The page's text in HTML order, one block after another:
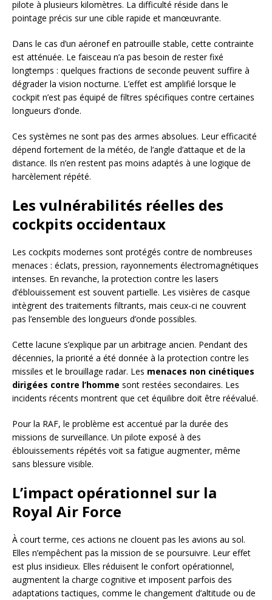
pilote à plusieurs kilomètres. La difficulté réside dans le
pointage précis sur une cible rapide et manœuvrante.
Dans le cas d’un aéronef en patrouille stable, cette contrainte
est atténuée. Le faisceau n’a pas besoin de rester fixé
longtemps : quelques fractions de seconde peuvent suffire à
dégrader la vision nocturne. L’effet est amplifié lorsque le
cockpit n’est pas équipé de filtres spécifiques contre certaines
longueurs d’onde.
Ces systèmes ne sont pas des armes absolues. Leur efficacité
dépend fortement de la météo, de l’angle d’attaque et de la
distance. Ils n’en restent pas moins adaptés à une logique de
harcèlement répété.
Les vulnérabilités réelles des
cockpits occidentaux
Les cockpits modernes sont protégés contre de nombreuses
menaces : éclats, pression, rayonnements électromagnétiques
intenses. En revanche, la protection contre les lasers
d’éblouissement est souvent partielle. Les visières de casque
intègrent des traitements filtrants, mais ceux-ci ne couvrent
pas l’ensemble des longueurs d’onde possibles.
Cette lacune s’explique par un arbitrage ancien. Pendant des
décennies, la priorité a été donnée à la protection contre les
missiles et le brouillage radar. Les menaces non cinétiques
dirigées contre l’homme sont restées secondaires. Les
incidents récents montrent que cet équilibre doit être réévalué.
Pour la RAF, le problème est accentué par la durée des
missions de surveillance. Un pilote exposé à des
éblouissements répétés voit sa fatigue augmenter, même
sans blessure visible.
L’impact opérationnel sur la
Royal Air Force
À court terme, ces actions ne clouent pas les avions au sol.
Elles n’empêchent pas la mission de se poursuivre. Leur effet
est plus insidieux. Elles réduisent le confort opérationnel,
augmentent la charge cognitive et imposent parfois des
adaptations tactiques, comme le changement d’altitude ou de